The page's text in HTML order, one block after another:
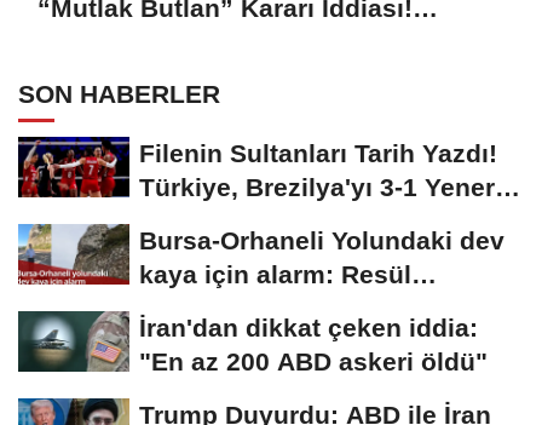
“Mutlak Butlan” Kararı İddiası!
SON HABERLER
Filenin Sultanları Tarih Yazdı!
Türkiye, Brezilya'yı 3-1 Yenerek
Bursa-Orhaneli Yolundaki dev
kaya için alarm: Resül
Kaplan'dan yetkililere...
İran'dan dikkat çeken iddia:
"En az 200 ABD askeri öldü"
Trump Duyurdu: ABD ile İran